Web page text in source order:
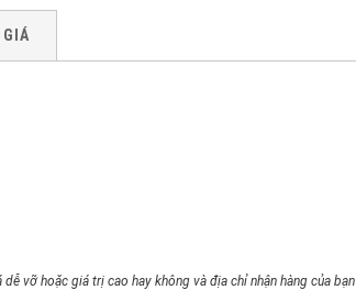
vỡ hoặc giá trị cao hay không và địa chỉ nhận hàng của bạn